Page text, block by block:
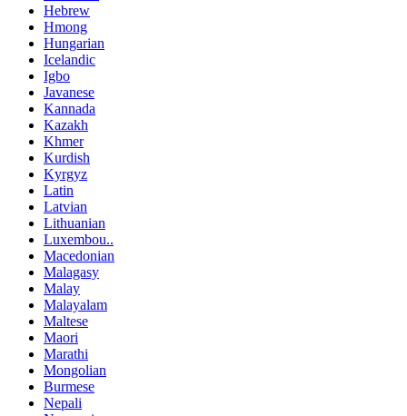
Hebrew
Hmong
Hungarian
Icelandic
Igbo
Javanese
Kannada
Kazakh
Khmer
Kurdish
Kyrgyz
Latin
Latvian
Lithuanian
Luxembou..
Macedonian
Malagasy
Malay
Malayalam
Maltese
Maori
Marathi
Mongolian
Burmese
Nepali